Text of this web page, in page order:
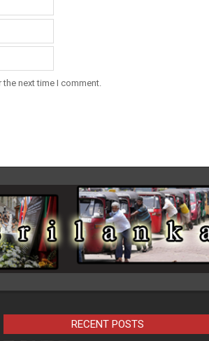
next time I comment.
RECENT POSTS